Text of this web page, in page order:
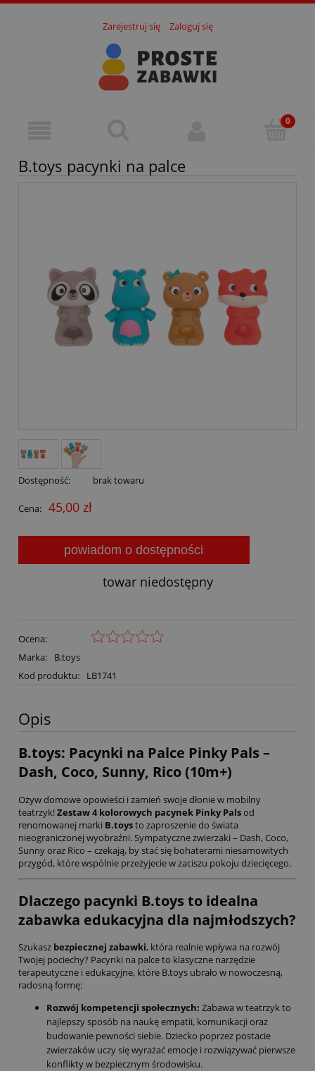
Zarejestruj się Zaloguj się
B.toys pacynki na palce
Dostępność: brak towaru
Cena: 45,00 zł
powiadom o dostępności
towar niedostępny
Ocena:
Marka:
B.toys
Kod produktu:
LB1741
Opis
B.toys: Pacynki na Palce Pinky Pals –
Dash, Coco, Sunny, Rico (10m+)
Ożyw domowe opowieści i zamień swoje dłonie w mobilny
teatrzyk!Zestaw 4 kolorowych pacynek Pinky Palsod
renomowanej marki B.toysto zaproszenie do świata
nieograniczonej wyobraźni. Sympatyczne zwierzaki – Dash, Coco,
Sunny oraz Rico – czekają, by stać się bohaterami niesamowitych
przygód, które wspólnie przeżyjecie w zaciszu pokoju dziecięcego.
Dlaczego pacynki B.toys to idealna
zabawka edukacyjna dla najmłodszych?
Szukasz bezpiecznej zabawki, która realnie wpływa na rozwój
Twojej pociechy? Pacynki na palce to klasyczne narzędzie
terapeutyczne i edukacyjne, które B.toys ubrało w nowoczesną,
radosną formę:
Rozwój kompetencji społecznych: Zabawa w teatrzyk to
najlepszy sposób na naukę empatii, komunikacji oraz
budowanie pewności siebie. Dziecko poprzez postacie
zwierzaków uczy się wyrażać emocje i rozwiązywać pierwsze
konflikty w bezpiecznym środowisku.